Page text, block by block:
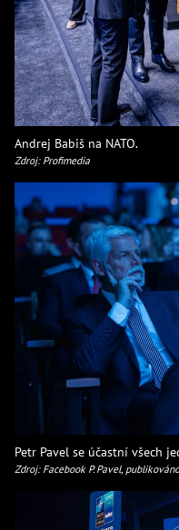
Andrej Babiš na NATO.
Zdroj: Profimedia
Petr Pavel se účastní všech
Zdroj: Facebook P. Pavel,